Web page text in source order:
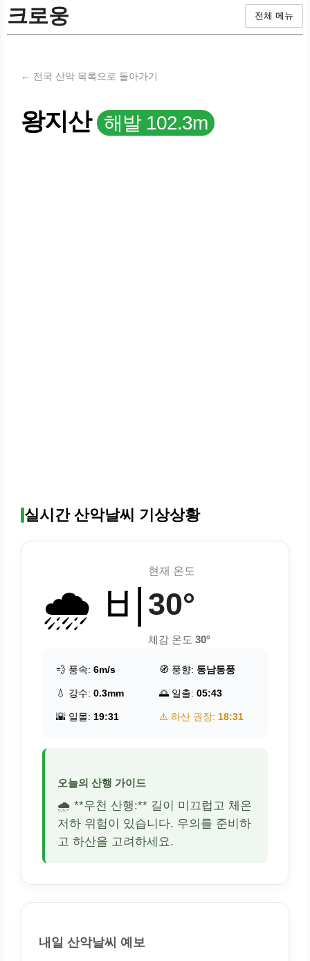
크로웅 전체 메뉴
← 전국 산악 목록으로 돌아가기
왕지산 해발 102.3m
실시간 산악날씨 기상상황
🌧️ 비
현재 온도
30°
체감 온도 30°
💨 풍속: 6m/s 🧭 풍향: 동남동풍
💧 강수: 0.3mm 🌅 일출: 05:43
🌇 일몰: 19:31 ⚠️ 하산 권장: 18:31
오늘의 산행 가이드
🌧️ **우천 산행:** 길이 미끄럽고 체온
저하 위험이 있습니다. 우의를 준비하
고 하산을 고려하세요.
내일 산악날씨 예보